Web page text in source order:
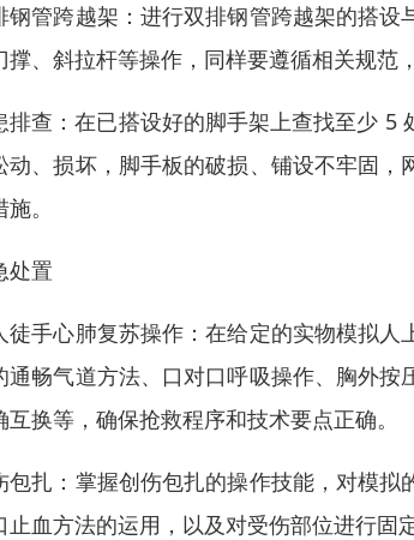
钢管跨越架：进行双排钢管跨越架的搭
撑、斜拉杆等操作，同样要遵循相关规范
排查：在已搭设好的脚手架上查找至少 5
动、损坏，脚手板的破损、铺设不牢固
。
处置
徒手心肺复苏操作：在给定的实物模拟
通畅气道方法、口对口呼吸操作、胸外
互换等，确保抢救程序和技术要点正确。
包扎：掌握创伤包扎的操作技能，对模
止血方法的运用，以及对受伤部位进行固